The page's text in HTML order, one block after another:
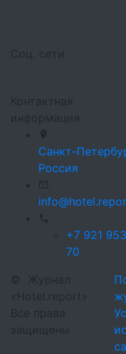
Соц. сети
Контактная
информация
Санкт-
Россия
+7 921
70
©
Журнал
«Hotel.report»
Все права
защищены